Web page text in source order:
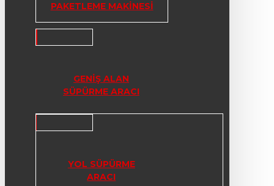
PAKETLEME MAKINESI
GENIŞ ALAN
SÜPÜRME ARACI
YOL SÜPÜRME
ARACI